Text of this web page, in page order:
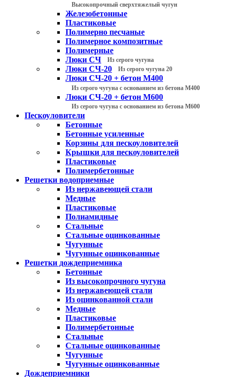
Высокопрочный сверхтяжелый чугун
Железобетонные
Пластиковые
Полимерно песчаные
Полимерное композитные
Полимерные
Люки СЧ
Из серого чугуна
Люки СЧ-20 Из серого чугуна 20
Люки СЧ-20 + бетон М400
Из серого чугуна с основанием из бетона М400
Люки СЧ-20 + бетон М600
Из серого чугуна с основанием из бетона М600
Пескоуловители
Бетонные
Бетонные усиленные
Корзины для пескоуловителей
Крышки для пескоуловителей
Пластиковые
Полимербетонные
Решетки водоприемные
Из нержавеющей стали
Медные
Пластиковые
Полиамидные
Стальные
Стальные оцинкованные
Чугунные
Чугунные оцинкованные
Решетки дождеприемника
Бетонные
Из высокопрочного чугуна
Из нержавеющей стали
Из оцинкованной стали
Медные
Пластиковые
Полимербетонные
Стальные
Стальные оцинкованные
Чугунные
Чугунные оцинкованные
Дождеприемники